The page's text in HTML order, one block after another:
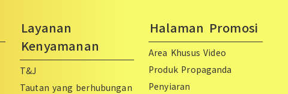
Layanan
Kenyamanan
T&J
Tautan yang berhubungan
Halaman Promosi
Area Khusus Video
Produk Propaganda
Penyiaran